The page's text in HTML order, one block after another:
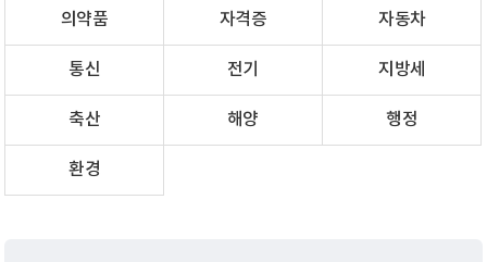
의약품 자격증 자동차
통신 전기 지방세
축산 해양 행정
환경